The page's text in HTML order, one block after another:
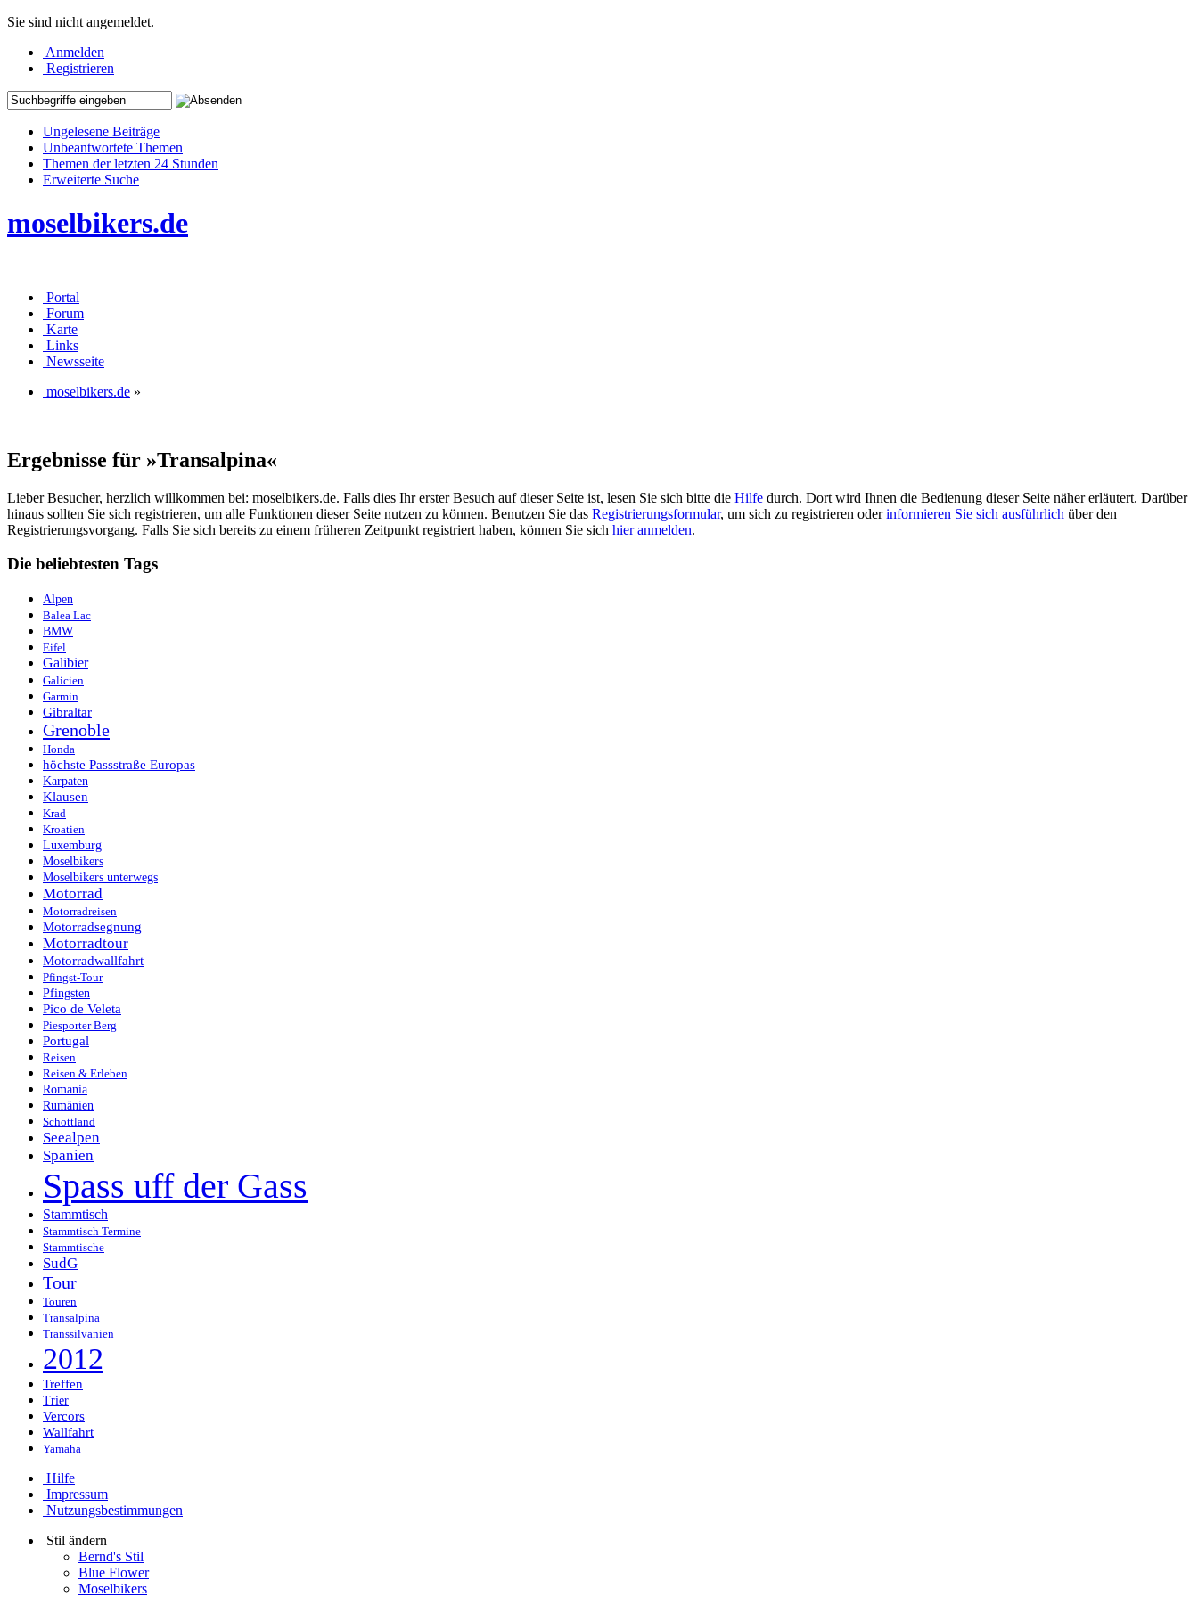
Sie sind nicht angemeldet.
Anmelden
Registrieren
Ungelesene Beiträge
Unbeantwortete Themen
Themen der letzten 24 Stunden
Erweiterte Suche
moselbikers.de
Portal
Forum
Karte
Links
Newsseite
moselbikers.de »
Ergebnisse für »Transalpina«
Lieber Besucher, herzlich willkommen bei: moselbikers.de. Falls dies Ihr erster Besuch auf dieser Seite ist, lesen Sie sich bitte die Hilfe durch. Dort wird Ihnen die Bedienung dieser Seite näher erläutert. Darüber
hinaus sollten Sie sich registrieren, um alle Funktionen dieser Seite nutzen zu können. Benutzen Sie das Registrierungsformular, um sich zu registrieren oderinformieren Sie sich ausführlich über den
Registrierungsvorgang. Falls Sie sich bereits zu einem früheren Zeitpunkt registriert haben, können Sie sich hier anmelden.
Die beliebtesten Tags
Alpen
Balea Lac
BMW
Eifel
Galibier
Galicien
Garmin
Gibraltar
Grenoble
Honda
höchste Passstraße Europas
Karpaten
Klausen
Krad
Kroatien
Luxemburg
Moselbikers
Moselbikers unterwegs
Motorrad
Motorradreisen
Motorradsegnung
Motorradtour
Motorradwallfahrt
Pfingst-Tour
Pfingsten
Pico de Veleta
Piesporter Berg
Portugal
Reisen
Reisen & Erleben
Romania
Rumänien
Schottland
Seealpen
Spanien
Spass uff der Gass
Stammtisch
Stammtisch Termine
Stammtische
SudG
Tour
Touren
Transalpina
Transsilvanien
2012
Treffen
Trier
Vercors
Wallfahrt
Yamaha
Hilfe
Impressum
Nutzungsbestimmungen
Stil ändern
Bernd's Stil
Blue Flower
Moselbikers